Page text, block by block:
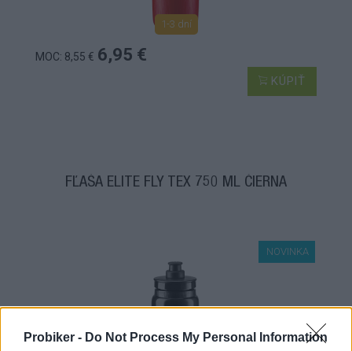
Probiker - Do Not Process My Personal Information
1-3 dní
MOC: 8,55 € 6,95 €
KÚPIŤ
FĽAŠA ELITE FLY TEX 750 ML ČIERNA
NOVINKA